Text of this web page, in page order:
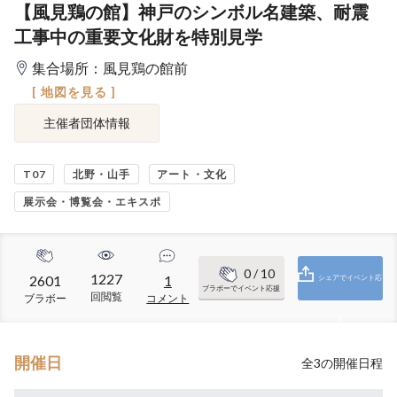
【風見鶏の館】神戸のシンボル名建築、耐震
工事中の重要文化財を特別見学
集合場所：風見鶏の館前
[ 地図を見る ]
主催者団体情報
T07 北野・山手 アート・文化
展示会・博覧会・エキスポ
2601
ブラボー
1227
回閲覧
1
コメント
0/ 10
ブラボーでイベント応援
シェアでイベント応
開催日 全3の開催日程